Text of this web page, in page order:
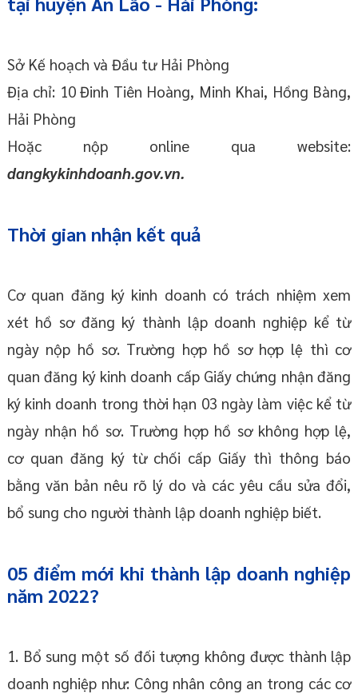
Sở Kế hoạch và Đầu tư Hải Phòng
Địa chỉ: 10 Đinh Tiên Hoàng, Minh Khai, Hồng Bàng,
Hải Phòng
Hoặc nộp online qua website:
dangkykinhdoanh.gov.vn.
Thời gian nhận kết quả
Cơ quan đăng ký kinh doanh có trách nhiệm xem
xét hồ sơ đăng ký thành lập doanh nghiệp kể từ
ngày nộp hồ sơ. Trường hợp hồ sơ hợp lệ thì cơ
quan đăng ký kinh doanh cấp Giấy chứng nhận đăng
ký kinh doanh trong thời hạn 03 ngày làm việc kể từ
ngày nhận hồ sơ. Trường hợp hồ sơ không hợp lệ,
cơ quan đăng ký từ chối cấp Giấy thì thông báo
bằng văn bản nêu rõ lý do và các yêu cầu sửa đổi,
bổ sung cho người thành lập doanh nghiệp biết.
05 điểm mới khi thành lập doanh nghiệp
năm 2022?
1. Bổ sung một số đối tượng không được thành lập
doanh nghiệp như: Công nhân công an trong các cơ